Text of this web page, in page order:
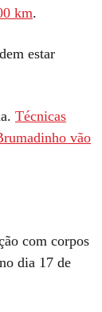
km.
estar
Técnicas
vão
com corpos
dia 17 de